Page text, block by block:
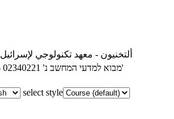
ألتخنيون - معهد تكنولوجي لإسرائيل
02340221 - מבוא למדעי המחשב נ' 02340221 - מבוא למדעי המחשב נ' 02340221 - מבוא למדעי המחשב נ'
select style